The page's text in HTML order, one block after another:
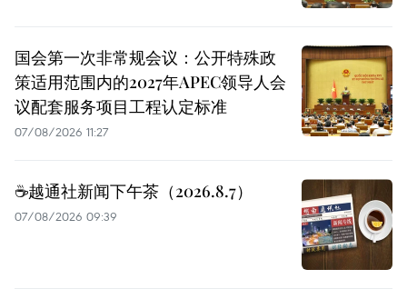
国会第一次非常规会议：公开特殊政
策适用范围内的2027年APEC领导人会
议配套服务项目工程认定标准
07/08/2026 11:27
☕️越通社新闻下午茶（2026.8.7）
07/08/2026 09:39